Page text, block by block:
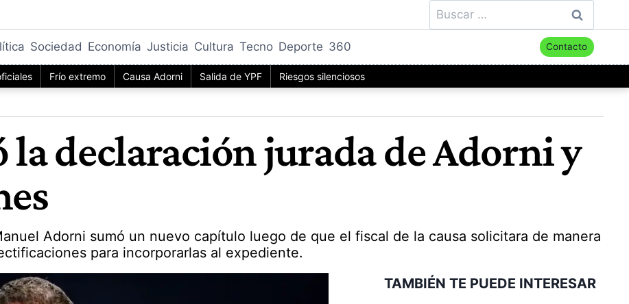
Buscar:
Sociedad Economía Justicia Cultura Tecno Deporte 360 Contacto
Frío extremo Causa Adorni Salida de YPF Riesgos silenciosos
la declaración jurada de Adorni y
Adorni sumó un nuevo capítulo luego de que el fiscal de la causa solicitara de manera
para incorporarlas al expediente.
TAMBIÉN TE PUEDE INTERESAR